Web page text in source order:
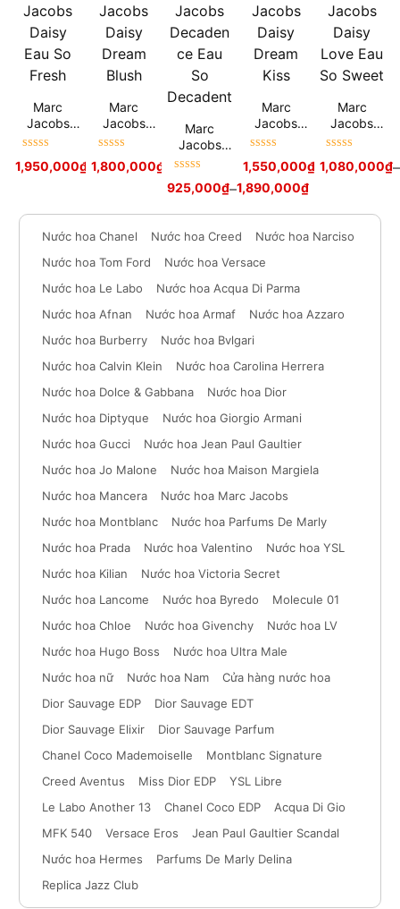
Marc
Jacobs
Daisy Eau
hạng5sao 2,940,000₫
1,950,000₫
Marc
Jacobs
Daisy
Blush
hạng5sao
1,800,000₫
Marc
Jacobs
Decadenc
Decadent
hạng5sao
925,000₫–1,890,000₫
Marc
Jacobs
Daisy
hạng5sao 1,950,000₫
1,550,000₫
Marc
Jacobs
Daisy Love
Sweet
hạng5sao
1,080,000₫–
Nước hoa Chanel Nước hoa Creed
Nước hoa Narciso
Nước hoa Tom Ford
Nước hoa Versace
Nước hoa Le Labo
Nước hoa Acqua Di Parma
Nước hoa Afnan
Nước hoa Armaf
Nước hoa Azzaro
Nước hoa Burberry
Nước hoa Bvlgari
Nước hoa Calvin Klein
Nước hoa Carolina Herrera
Nước hoa Dolce & Gabbana
Nước hoa Dior
Nước hoa Diptyque
Nước hoa Giorgio Armani
Nước hoa Gucci
Nước hoa Jean Paul Gaultier
Nước hoa Jo Malone
Nước hoa Maison Margiela
Nước hoa Mancera
Nước hoa Marc Jacobs
Nước hoa Montblanc
Nước hoa Parfums De Marly
Nước hoa Prada
Nước hoa Valentino
Nước hoa YSL
Nước hoa Kilian
Nước hoa Victoria Secret
Nước hoa Lancome
Nước hoa Byredo
Molecule 01
Nước hoa Chloe
Nước hoa Givenchy
Nước hoa LV
Nước hoa Hugo Boss
Nước hoa Ultra Male
Nước hoa nữ
Nước hoa Nam
Cửa hàng nước hoa
Dior Sauvage EDP
Dior Sauvage EDT
Dior Sauvage Elixir
Dior Sauvage Parfum
Chanel Coco Mademoiselle
Montblanc Signature
Creed Aventus
Miss Dior EDP
YSL Libre
Le Labo Another 13
Chanel Coco EDP
Acqua Di Gio
MFK 540
Versace Eros
Jean Paul Gaultier Scandal
Nước hoa Hermes
Parfums De Marly Delina
Replica Jazz Club